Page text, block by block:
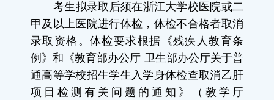
考生拟录取后须在浙江大学校医院或二
甲及以上医院进行体检，体检不合格者取消
录取资格。体检要求根据《残疾人教育条
例》和《教育部办公厅 卫生部办公厅关于普
通高等学校招生学生入学身体检查取消乙肝
项目检测有关问题的通知》（教学厅